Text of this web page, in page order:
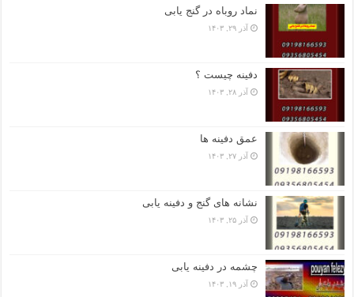
نماد روباه در گنج یابی
آذر ۲۹, ۱۴۰۳
دفینه چیست ؟
آذر ۲۸, ۱۴۰۳
عمق دفینه ها
آذر ۲۷, ۱۴۰۳
نشانه های گنج و دفینه یابی
آذر ۲۵, ۱۴۰۳
چشمه در دفینه یابی
آذر ۱۹, ۱۴۰۳